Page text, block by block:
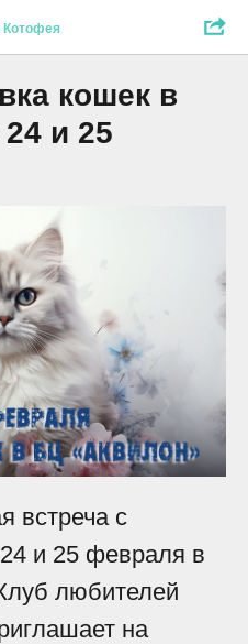
Котофея
кошек в
и 25
встреча с
и 25 февраля в
любителей
на